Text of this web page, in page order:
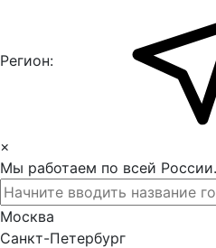
Регион:
×
Мы работаем по всей России.
Москва
Санкт-Петербург